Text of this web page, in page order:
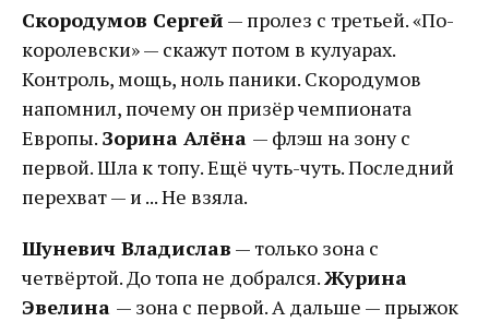
Скородумов Сергей — пролез с третьей. «По-
королевски» — скажут потом в кулуарах.
Контроль, мощь, ноль паники. Скородумов
напомнил, почему он призёр чемпионата
Европы. Зорина Алёна — флэш на зону с
первой. Шла к топу. Ещё чуть-чуть. Последний
перехват — и ... Не взяла.
Шуневич Владислав — только зона с
четвёртой. До топа не добрался.Журина
Эвелина — зона с первой. А дальше — прыжок